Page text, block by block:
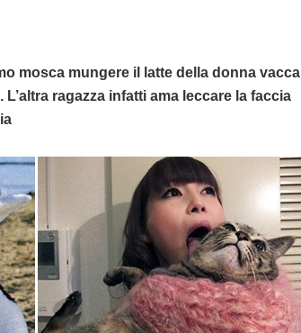
mosca mungere il latte della donna vacca
ragazza infatti ama leccare la faccia